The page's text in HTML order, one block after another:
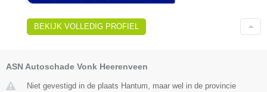
BEKIJK VOLLEDIG PROFIEL
ASN Autoschade Vonk Heerenveen
Niet gevestigd in de plaats Hantum, maar wel in de provincie